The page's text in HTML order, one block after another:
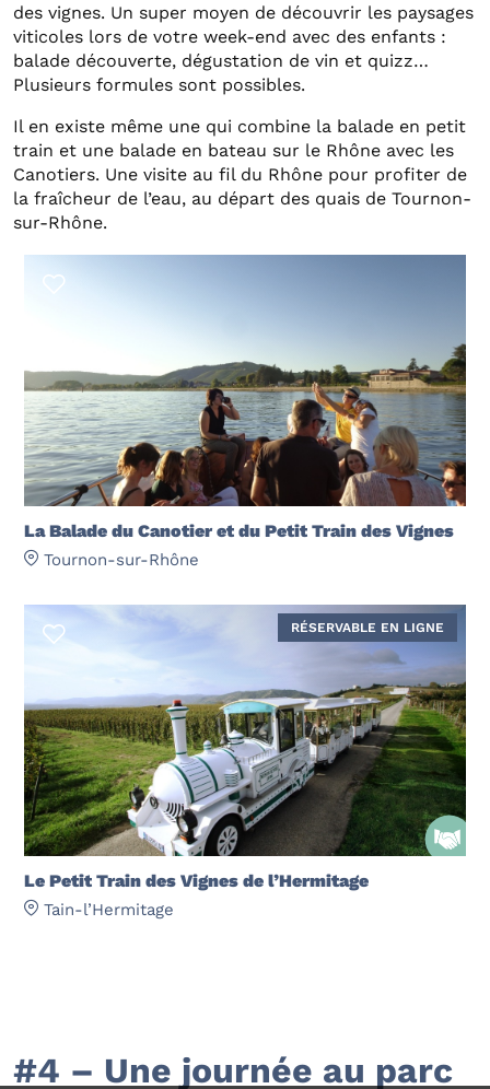
des vignes. Un super moyen de découvrir les paysages
viticoles lors de votre week-end avec des enfants :
balade découverte, dégustation de vin et quizz…
Plusieurs formules sont possibles.
Il en existe même une qui combine la balade en petit
train et une balade en bateau sur le Rhône avec les
Canotiers. Une visite au fil du Rhône pour profiter de
la fraîcheur de l’eau, au départ des quais de Tournon-
sur-Rhône.
La Balade du Canotier et du Petit Train des Vignes
Tournon-sur-Rhône
Le Petit Train des Vignes de l’Hermitage
Tain-l’Hermitage
RÉSERVABLE EN LIGNE
#4 – Une journée au parc